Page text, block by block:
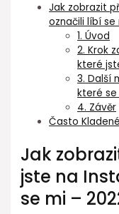
Jak zobrazit
označili líbí se
1. Úvod
2. Krok
které
3. Další
které
4. Závěr
Často
Jak
jste na
se mi –